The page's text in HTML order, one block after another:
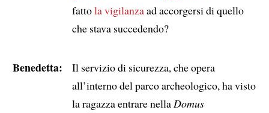
fattola vigilanzaad accorgersi di quello
che stava succedendo?
Benedetta:
Il servizio di sicurezza, che opera
all’interno del parco archeologico, ha visto
la ragazza entrare nella Domus